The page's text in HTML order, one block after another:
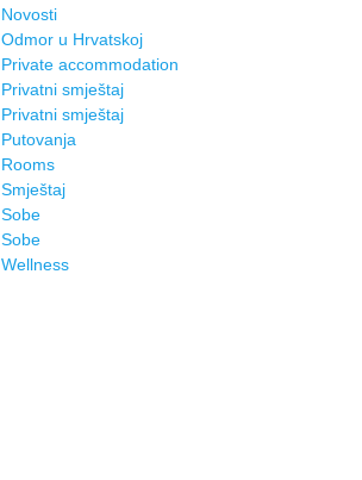
Novosti
Odmor u Hrvatskoj
Private accommodation
Privatni smještaj
Privatni smještaj
Putovanja
Rooms
Smještaj
Sobe
Sobe
Wellness